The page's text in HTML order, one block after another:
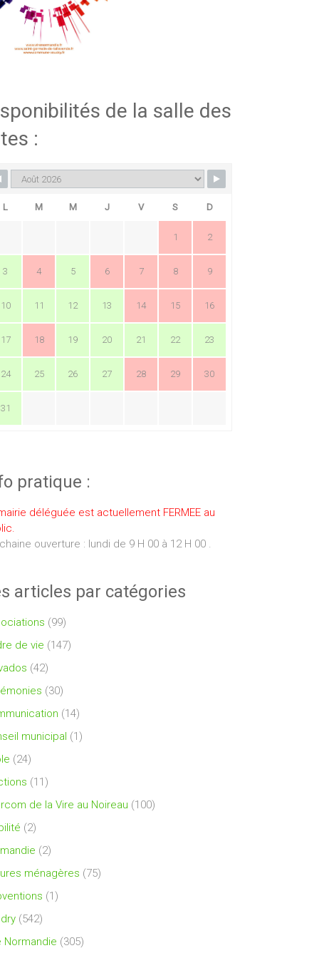
de la salle des
:
L M M J V S D
1 2
3 4 5 6 7 8 9
10 11 12 13 14 15 16
17 18 19 20 21 22 23
24 25 26 27 28 29 30
31
pratique :
déléguée est actuellement FERMEE au
ouverture : lundi de 9 H 00 à 12 H 00 .
articles par catégories
(99)
de vie (147)
(42)
(30)
(14)
municipal (1)
(24)
(11)
de la Vire au Noireau (100)
(2)
(2)
ménagères (75)
(1)
(542)
Normandie (305)